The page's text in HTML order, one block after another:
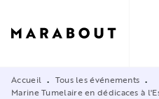
Accueil • Tous les événements •
Marine Tumelaire en dédicaces à